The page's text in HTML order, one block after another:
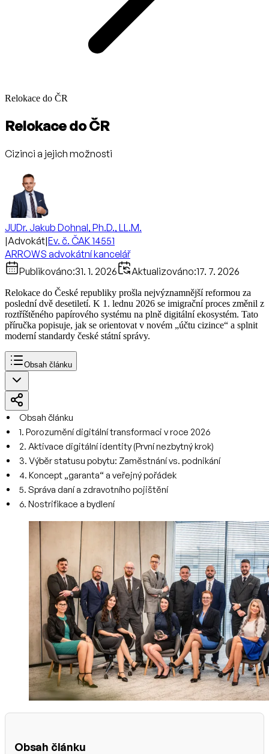
Relokace do ČR
Relokace do ČR
Cizinci a jejich možnosti
JUDr. Jakub Dohnal, Ph.D., LL.M.
|Advokát|Ev. č. ČAK 14551
ARROWS advokátní kancelář
Publikováno:31. 1. 2026 Aktualizováno:17. 7. 2026
Relokace do České republiky prošla nejvýznamnější reformou za
poslední dvě desetiletí. K 1. lednu 2026 se imigrační proces změnil z
roztříštěného papírového systému na plně digitální ekosystém. Tato
příručka popisuje, jak se orientovat v novém „účtu cizince“ a splnit
moderní standardy české státní správy.
Obsah článku
Obsah článku
1. Porozumění digitální transformaci v roce 2026
2. Aktivace digitální identity (První nezbytný krok)
3. Výběr statusu pobytu: Zaměstnání vs. podnikání
4. Koncept „garanta“ a veřejný pořádek
5. Správa daní a zdravotního pojištění
6. Nostrifikace a bydlení
Obsah článku